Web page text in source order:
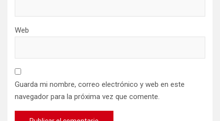
Web
Guarda mi nombre, correo electrónico y web en este
navegador para la próxima vez que comente.